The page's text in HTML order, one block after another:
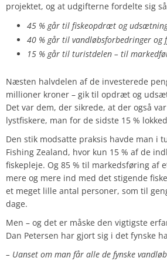
projektet, og at udgifterne fordelte sig
45 % går til fiskeopdræt og
40 % går til vandløbsforbedringer
15 % går til turistdelen – til
Næsten halvdelen af de investerede
millioner kroner – gik til opdræt og
Det var dem, der sikrede, at der også
lystfiskere, man for de sidste 15 %
Den stik modsatte praksis havde man i
Fishing Zealand, hvor kun 15 % af de
fiskepleje. Og 85 % til markedsføring af
mere og mere ind med det stigende
et meget lille antal personer, som til
dage.
Men – og det er måske den vigtigste
Dan Petersen har gjort sig i det fynske
– Uanset om man får alle de fynske